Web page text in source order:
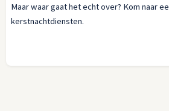
Maar waar gaat het echt over? Kom naar
kerstnachtdiensten.